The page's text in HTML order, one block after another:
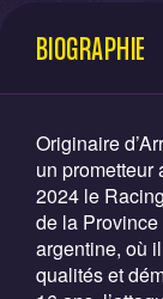
BIOGRAPHIE
Originaire
un prometteur
2024 le
de la
argentine, où
qualités et